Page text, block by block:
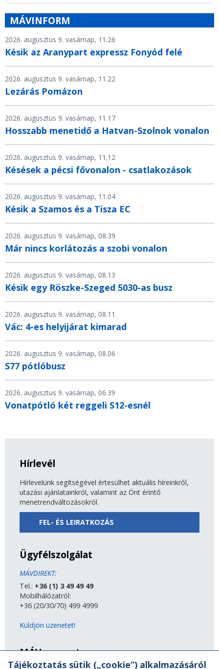
MÁVINFORM
2026. augusztus 9. vasárnap, 11.26
Késik az Aranypart expressz Fonyód felé
2026. augusztus 9. vasárnap, 11.22
Lezárás Pomázon
2026. augusztus 9. vasárnap, 11.17
Hosszabb menetidő a Hatvan-Szolnok vonalon
2026. augusztus 9. vasárnap, 11.12
Késések a pécsi fővonalon - csatlakozások
2026. augusztus 9. vasárnap, 11.04
Késik a Szamos és a Tisza EC
2026. augusztus 9. vasárnap, 08.39
Már nincs korlátozás a szobi vonalon
2026. augusztus 9. vasárnap, 08.13
Késik egy Röszke-Szeged 5030-as busz
2026. augusztus 9. vasárnap, 08.11
Vác: 4-es helyijárat kimarad
2026. augusztus 9. vasárnap, 08.06
S77 pótlóbusz
2026. augusztus 9. vasárnap, 06.39
Vonatpótló két reggeli S12-esnél
Hírlevél
Hírlevelünk segítségével értesülhet aktuális híreinkről,
utazási ajánlatainkról, valamint az Önt érintő
menetrendváltozásokról.
FEL- ÉS LEIRATKOZÁS
Ügyfélszolgálat
MÁVDIREKT:
Tel.: +36 (1) 3 49 49 49
Mobilhálózatról:
+36 (20/30/70) 499 4999
Küldjön üzenetet!
MÁV-csoport
Tájékoztatás sütik („cookie”) alkalmazásáról